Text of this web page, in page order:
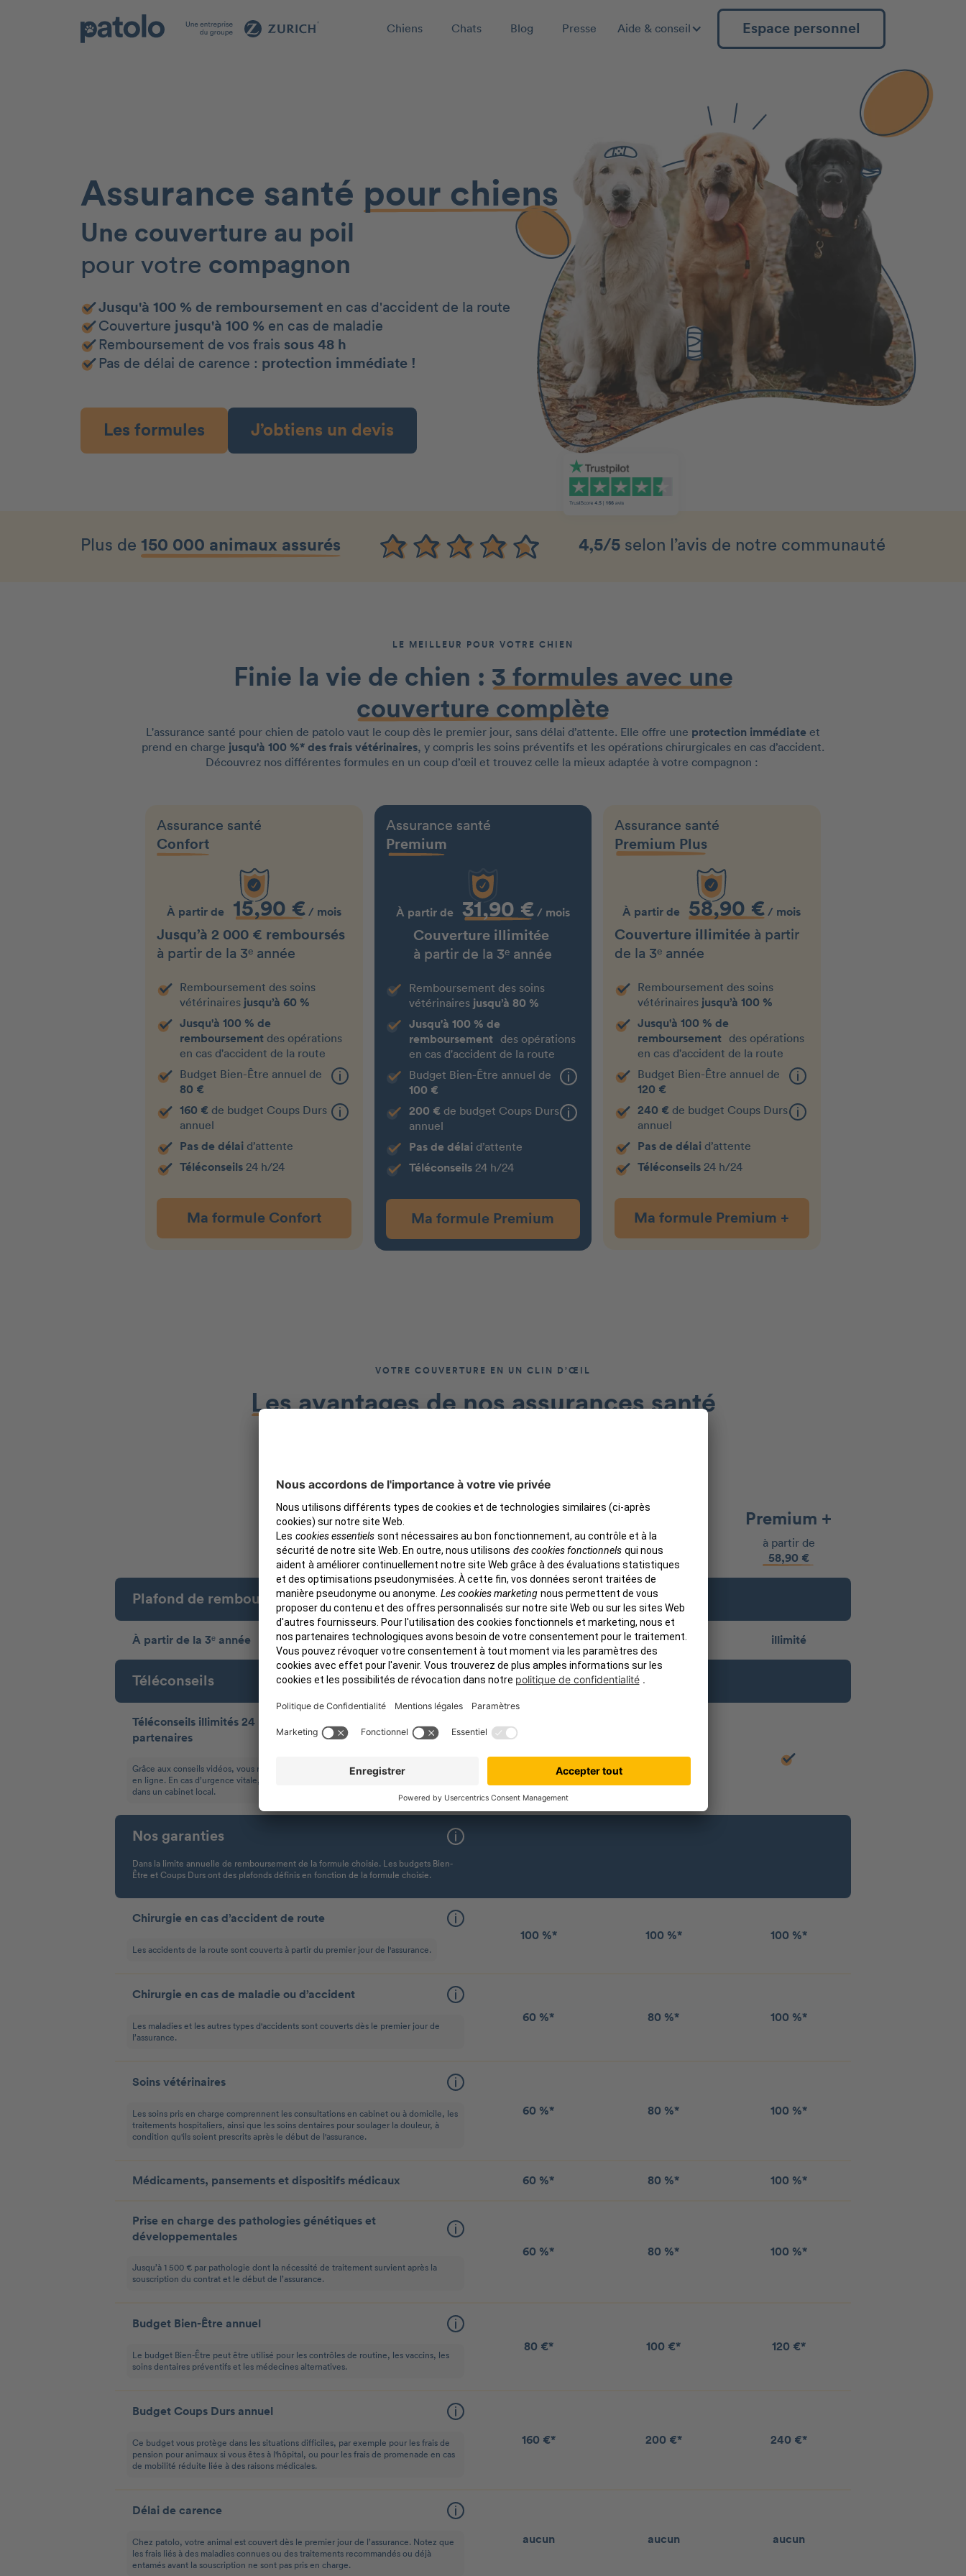
Chiens Chats Blog Presse Aide & conseil Espace personnel
Assurance santé pour chiens
Une couverture au poil
pour votre compagnon
Jusqu'à 100 % de remboursement en cas d'accident de la route
Couverture jusqu'à 100 % en cas de maladie
Remboursement de vos frais sous 48 h
Pas de délai de carence : protection immédiate !
Les formules J’obtiens un devis
Plus de 150 000 animaux assurés 4,5/5 selon l’avis de notre communauté
LE MEILLEUR POUR VOTRE CHIEN
Finie la vie de chien : 3 formules avec une
couverture complète
L'assurance santé pour chien de patolo vaut le coup dès le premier jour, sans délai d’attente. Elle offre une protection immédiate et
prend en charge jusqu'à 100 %* des frais vétérinaires, y compris les soins préventifs et les opérations chirurgicales en cas d’accident.
Découvrez nos différentes formules en un coup d’œil et trouvez celle la mieux adaptée à votre compagnon :
Assurance santé
Confort
À partir de 15,90 € / mois
Jusqu’à 2 000 € remboursés
à partir de la 3ᵉ année
Remboursement des soins
vétérinaires jusqu’à 60 %
Jusqu'à 100 % de
remboursement des opérations
en cas d'accident de la route
Budget Bien-Être annuel de
80 €
160 € de budget Coups Durs
annuel
Pas de délai d’attente
Téléconseils 24 h/24
Ma formule Confort
Assurance santé
Premium
À partir de 31,90 €/ mois
Couverture illimitée
à partir de la 3ᵉ année
Remboursement des soins
vétérinaires jusqu’à 80 %
Jusqu'à 100 % de
remboursementdes opérations
en cas d'accident de la route
Budget Bien-Être annuel de
100 €
200 €de budget Coups Durs
annuel
Pas de délaid’attente
Téléconseils 24 h/24
Ma formule Premium
Assurance santé
Premium Plus
À partir de 58,90 € / mois
Couverture illimitée à partir
de la 3ᵉ année
Remboursement des soins
vétérinaires jusqu’à 100 %
Jusqu'à 100 % de
remboursementdes opérations
en cas d'accident de la route
Budget Bien-Être annuel de
120 €
240 € de budget Coups Durs
annuel
Pas de délai d’attente
Téléconseils 24 h/24
Ma formule Premium +
VOTRE COUVERTURE EN UN CLIN D’ŒIL
Les avantagesde nos assurances santé
à partir de
15,90 €
à partir de
31,90 €
Premium +
à partir de
58,90 €
Plafond de remboursement annuel
À partir de la 3ᵉ année 2 000 € illimité illimité
Téléconseils
Téléconseils illimités 24 h/24 avec nos vétérinaires
partenaires
Grâce aux conseils vidéos, vous recevez rapidement l’avis d’un ou d'une vétérinaire
en ligne. En cas d’urgence vitale, il est toutefois essentiel de se rendre sans attendre
dans un cabinet local.
Nos garanties
Dans la limite annuelle de remboursement de la formule choisie. Les budgets Bien-
Être et Coups Durs ont des plafonds définis en fonction de la formule choisie.
Chirurgie en cas d’accident de route
Les accidents de la route sont couverts à partir du premier jour de l'assurance.
100 %* 100 %* 100 %*
Chirurgie en cas de maladie ou d’accident
Les maladies et les autres types d'accidents sont couverts dès le premier jour de
l’assurance.
60 %* 80 %* 100 %*
Soins vétérinaires
Les soins pris en charge comprennent les consultations en cabinet ou à domicile, les
traitements hospitaliers, ainsi que les soins dentaires pour soulager la douleur, à
condition qu'ils soient prescrits après le début de l'assurance.
60 %* 80 %* 100 %*
Médicaments, pansements et dispositifs médicaux 60 %* 80 %* 100 %*
Prise en charge des pathologies génétiques et
développementales
Jusqu’à 1 500 € par pathologie dont la nécessité de traitement survient après la
souscription du contrat et le début de l’assurance.
60 %* 80 %* 100 %*
Budget Bien-Être annuel
Le budget Bien-Être peut être utilisé pour les contrôles de routine, les vaccins, les
soins dentaires préventifs et les médecines alternatives.
80 €* 100 €* 120 €*
Budget Coups Durs annuel
Ce budget vous protège dans les situations difficiles, par exemple pour les frais de
pension pour animaux si vous êtes à l'hôpital, ou pour les frais de promenade en cas
de mobilité réduite liée à des raisons médicales.
160 €* 200 €* 240 €*
Délai de carence
Chez patolo, votre animal est couvert dès le premier jour de l’assurance. Notez que
les frais liés à des maladies connues ou des traitements recommandés ou déjà
entamés avant la souscription ne sont pas pris en charge.
aucun aucun aucun